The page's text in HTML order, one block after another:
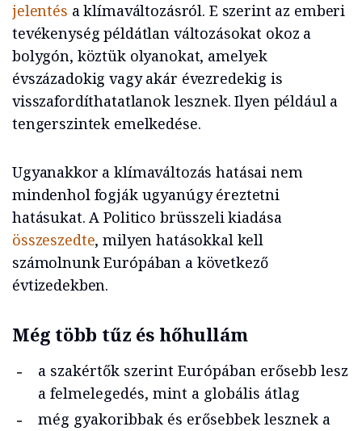
jelentés a klímaváltozásról. E szerint az emberi
tevékenység példátlan változásokat okoz a
bolygón, köztük olyanokat, amelyek
évszázadokig vagy akár évezredekig is
visszafordíthatatlanok lesznek. Ilyen például a
tengerszintek emelkedése.
Ugyanakkor a klímaváltozás hatásai nem
mindenhol fogják ugyanúgy éreztetni
hatásukat. A Politico brüsszeli kiadása
összeszedte, milyen hatásokkal kell
számolnunk Európában a következő
évtizedekben.
Még több tűz és hőhullám
a szakértők szerint Európában erősebb lesz
a felmelegedés, mint a globális átlag
még gyakoribbak és erősebbek lesznek a